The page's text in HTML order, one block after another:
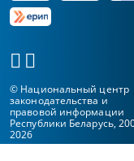
© Национальный центр
законодательства и
правовой информации
Республики Беларусь,
2026